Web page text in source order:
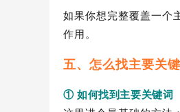
如果你想完整覆盖一个
作用。
五、怎么找主要关
① 如何找到主要关键词